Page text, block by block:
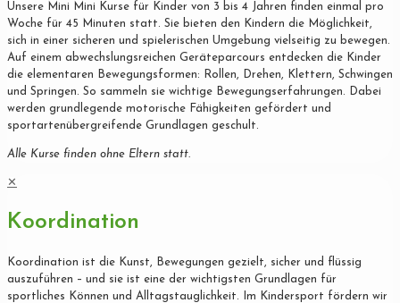
Unsere Mini Mini Kurse für Kinder von 3 bis 4 Jahren finden einmal pro
Woche für 45 Minuten statt. Sie bieten den Kindern die Möglichkeit,
sich in einer sicheren und spielerischen Umgebung vielseitig zu bewegen.
Auf einem abwechslungsreichen Geräteparcours entdecken die Kinder
die elementaren Bewegungsformen: Rollen, Drehen, Klettern, Schwingen
und Springen. So sammeln sie wichtige Bewegungserfahrungen. Dabei
werden grundlegende motorische Fähigkeiten gefördert und
sportartenübergreifende Grundlagen geschult.
Alle Kurse finden ohne Eltern statt.
✕
Koordination
Koordination ist die Kunst, Bewegungen gezielt, sicher und flüssig
auszuführen – und sie ist eine der wichtigsten Grundlagen für
sportliches Können und Alltagstauglichkeit. Im Kindersport fördern wir